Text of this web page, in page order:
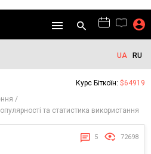
UA RU
Курс Біткоїн: $64919
та статистика використання
5 72698